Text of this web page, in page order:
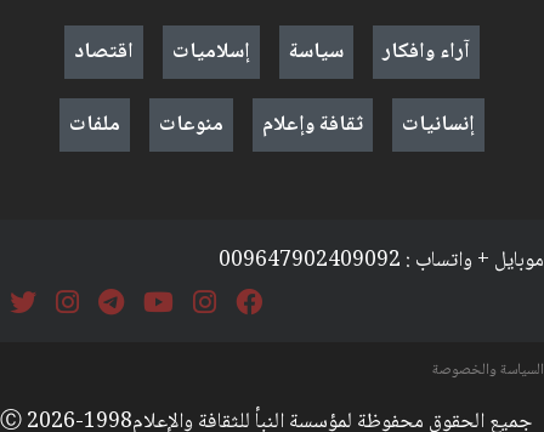
آراء وافكار
سياسة إسلاميات
اقتصاد
إنسانيات
ثقافة وإعلام منوعات ملفات
موبايل + واتساب : 009647902409092
السياسة والخصوصة
جميع الحقوق محفوظة لمؤسسة النبأ للثقافة والإعلامⒸ 2026-1998